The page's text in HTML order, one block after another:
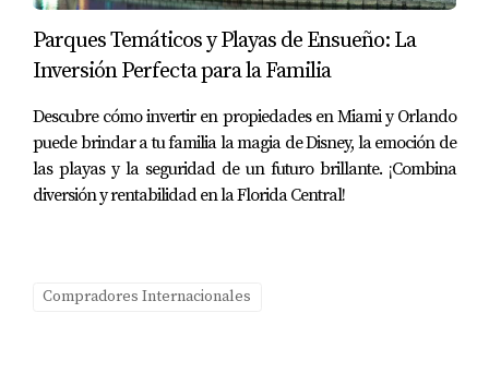
de activo y estrategia
muchos inversionistas ven Florida como
una pieza central de su planificación
patrimonial.
Conclusión: Florida no es una apuesta, es
El mercado inmobiliario de Florida sigue
Parques Temáticos y Playas de Ensueño: La
Inversión Perfecta para la Familia
Descubre cómo invertir en propiedades en Miami y Orlando
puede brindar a tu familia la magia de Disney, la emoción de
las playas y la seguridad de un futuro brillante. ¡Combina
diversión y rentabilidad en la Florida Central!
Compradores Internacionales